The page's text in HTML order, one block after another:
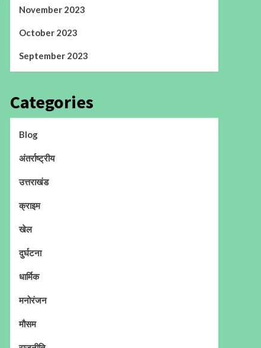
November 2023
October 2023
September 2023
Categories
Blog
अंतर्राष्ट्रीय
उत्तराखंड
क्राइम
खेल
दुर्घटना
धार्मिक
मनोरंजन
मौसम